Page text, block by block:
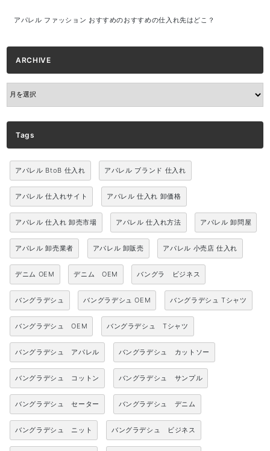
アパレル ファッション おすすめのおすすめの仕入れ先はどこ？
ARCHIVE
ARCHIVE
Tags
アパレル BtoB 仕入れ アパレル ブランド 仕入れ
アパレル 仕入れサイト アパレル 仕入れ 卸価格
アパレル 仕入れ 卸売市場 アパレル 仕入れ方法 アパレル 卸問屋
アパレル 卸売業者 アパレル 卸販売 アパレル 小売店 仕入れ
デニム OEM デニム OEM バングラ ビジネス
バングラデシュ バングラデシュ OEM バングラデシュ Tシャツ
バングラデシュ OEM バングラデシュ Tシャツ
バングラデシュ アパレル バングラデシュ カットソー
バングラデシュ コットン バングラデシュ サンプル
バングラデシュ セーター バングラデシュ デニム
バングラデシュ ニット バングラデシュ ビジネス